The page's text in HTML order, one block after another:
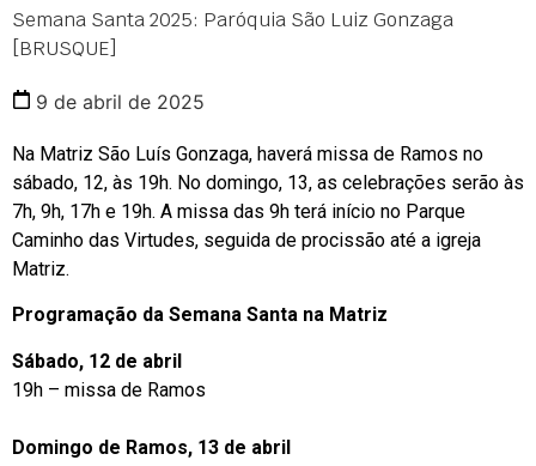
Semana Santa 2025: Paróquia São Luiz Gonzaga
[BRUSQUE]
9 de abril de 2025
Na Matriz São Luís Gonzaga, haverá missa de Ramos no
sábado, 12, às 19h. No domingo, 13, as celebrações serão às
7h, 9h, 17h e 19h. A missa das 9h terá início no Parque
Caminho das Virtudes, seguida de procissão até a igreja
Matriz.
Programação da Semana Santa na Matriz
Sábado, 12 de abril
19h – missa de Ramos
Domingo de Ramos, 13 de abril